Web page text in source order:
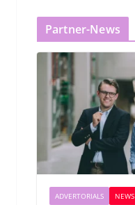
Partner-News
ADVERTORIALS NEWS